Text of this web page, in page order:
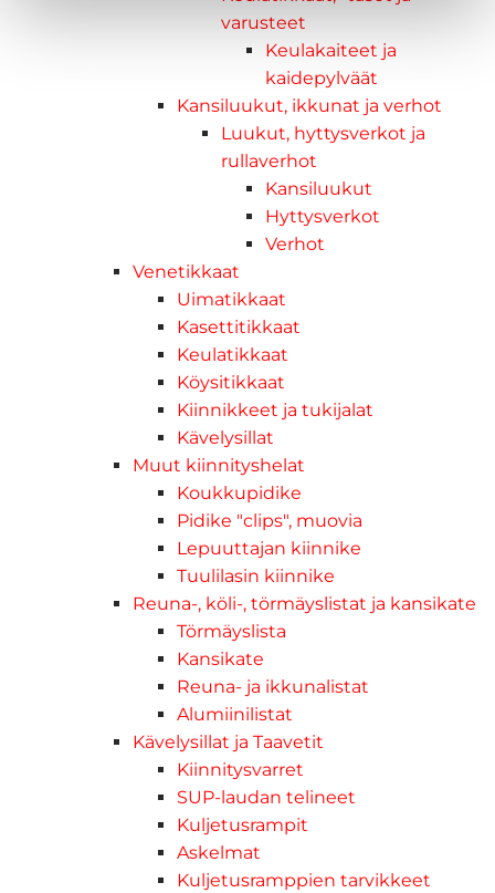
varusteet
Keulakaiteet ja
kaidepylväät
Kansiluukut, ikkunat ja verhot
Luukut, hyttysverkot ja
rullaverhot
Kansiluukut
Hyttysverkot
Verhot
Venetikkaat
Uimatikkaat
Kasettitikkaat
Keulatikkaat
Köysitikkaat
Kiinnikkeet ja tukijalat
Kävelysillat
Muut kiinnityshelat
Koukkupidike
Pidike "clips", muovia
Lepuuttajan kiinnike
Tuulilasin kiinnike
Reuna-, köli-, törmäyslistat ja kansikate
Törmäyslista
Kansikate
Reuna- ja ikkunalistat
Alumiinilistat
Kävelysillat ja Taavetit
Kiinnitysvarret
SUP-laudan telineet
Kuljetusrampit
Askelmat
Kuljetusramppien tarvikkeet